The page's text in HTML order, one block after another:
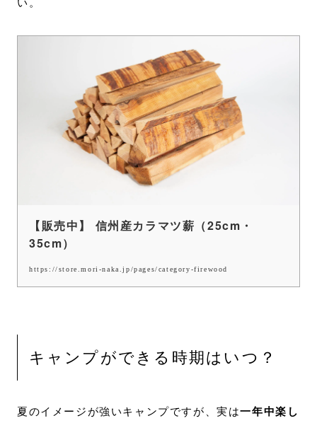
【販売中】 信州産カラマツ薪（25cm・
35cm）
https://store.mori-naka.jp/pages/category-firewood
キャンプができる時期はいつ？
夏のイメージが強いキャンプですが、実は一年中楽し